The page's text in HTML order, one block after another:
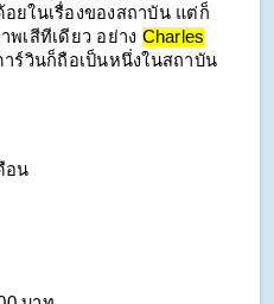
ยในเรื่องของสถาบัน แต่ก็
เสีทีเดียว อย่าง Charles
ร์วินก็ถือเป็นหนึ่งในสถาบัน
อน